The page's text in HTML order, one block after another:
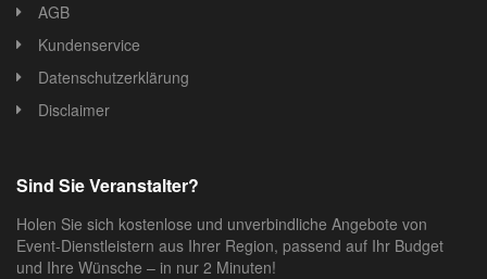
AGB
Kundenservice
Datenschutzerklärung
Disclaimer
Sind Sie Veranstalter?
Holen Sie sich kostenlose und unverbindliche Angebote von
Event-Dienstleistern aus Ihrer Region, passend auf Ihr Budget
und Ihre Wünsche – in nur 2 Minuten!